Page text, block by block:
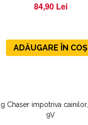
84,90 Lei
ADĂUGARE ÎN COȘ